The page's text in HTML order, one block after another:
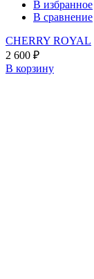
В избранное
В сравнение
CHERRY ROYAL
2 600 ₽
В корзину